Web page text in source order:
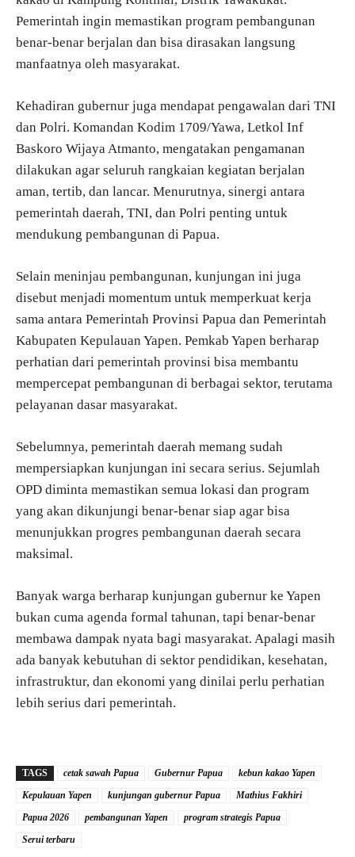
Pemerintah ingin memastikan program pembangunan
benar-benar berjalan dan bisa dirasakan langsung
manfaatnya oleh masyarakat.
Kehadiran gubernur juga mendapat pengawalan dari TNI
dan Polri. Komandan Kodim 1709/Yawa, Letkol Inf
Baskoro Wijaya Atmanto, mengatakan pengamanan
dilakukan agar seluruh rangkaian kegiatan berjalan
aman, tertib, dan lancar. Menurutnya, sinergi antara
pemerintah daerah, TNI, dan Polri penting untuk
mendukung pembangunan di Papua.
Selain meninjau pembangunan, kunjungan ini juga
disebut menjadi momentum untuk memperkuat kerja
sama antara Pemerintah Provinsi Papua dan Pemerintah
Kabupaten Kepulauan Yapen. Pemkab Yapen berharap
perhatian dari pemerintah provinsi bisa membantu
mempercepat pembangunan di berbagai sektor, terutama
pelayanan dasar masyarakat.
Sebelumnya, pemerintah daerah memang sudah
mempersiapkan kunjungan ini secara serius. Sejumlah
OPD diminta memastikan semua lokasi dan program
yang akan dikunjungi benar-benar siap agar bisa
menunjukkan progres pembangunan daerah secara
maksimal.
Banyak warga berharap kunjungan gubernur ke Yapen
bukan cuma agenda formal tahunan, tapi benar-benar
membawa dampak nyata bagi masyarakat. Apalagi masih
ada banyak kebutuhan di sektor pendidikan, kesehatan,
infrastruktur, dan ekonomi yang dinilai perlu perhatian
lebih serius dari pemerintah.
TAGS cetak sawah Papua Gubernur Papua
kebun kakao Yapen
Kepulauan Yapen
kunjungan gubernur Papua
Mathius Fakhiri
Papua 2026
pembangunan Yapen
program strategis Papua
Serui terbaru